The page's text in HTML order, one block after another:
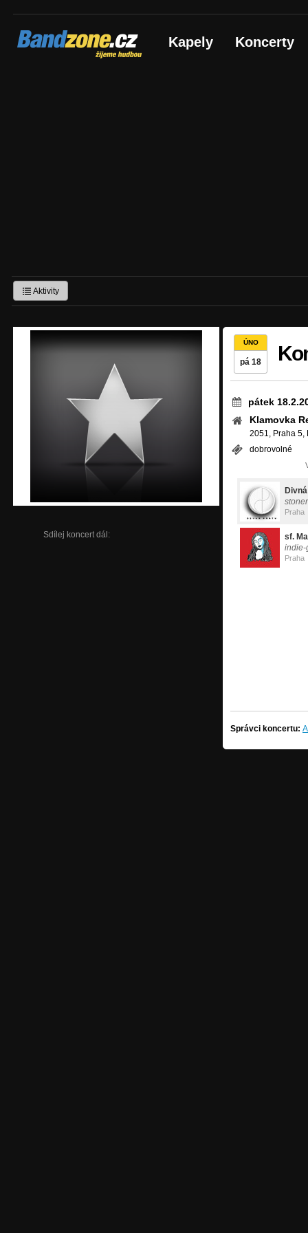
Bandzone.cz
žijeme hudbou Kapely Koncerty
Aktivity
Sdílej koncert dál:
ÚNO
pá 18
pátek
Klamovka
2051, Praha 5,
dobrovolné
Praha
sf.
indie-
Praha
Správci koncertu: